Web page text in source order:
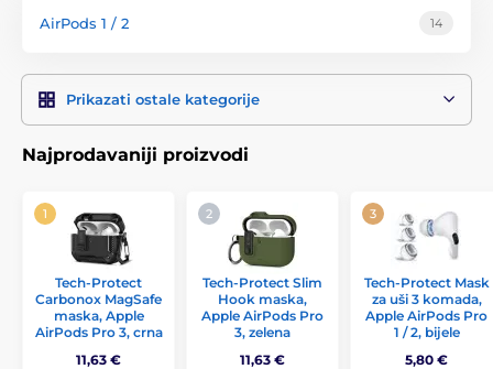
AirPods 1 / 2 14
Prikazati ostale kategorije
Najprodavaniji proizvodi
Tech-Protect
Carbonox MagSafe
maska, Apple
AirPods Pro 3, crna
11,63 €
Tech-Protect Slim
Hook maska,
Apple AirPods Pro
3, zelena
11,63 €
Tech-Protect Mask
za uši 3 komada,
Apple AirPods Pro
1 / 2, bijele
5,80 €